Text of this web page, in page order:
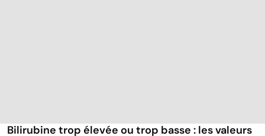
Bilirubine trop élevée ou trop basse : les valeurs